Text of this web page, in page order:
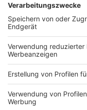
Anzeige
©picture
Vennenbernd
dem Start der